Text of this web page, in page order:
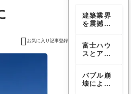
 お気に入り記事登録
建築業界
を震撼さ
の本質
富士ハウ
スとアー
倒産した
理由
バブル崩
壊により